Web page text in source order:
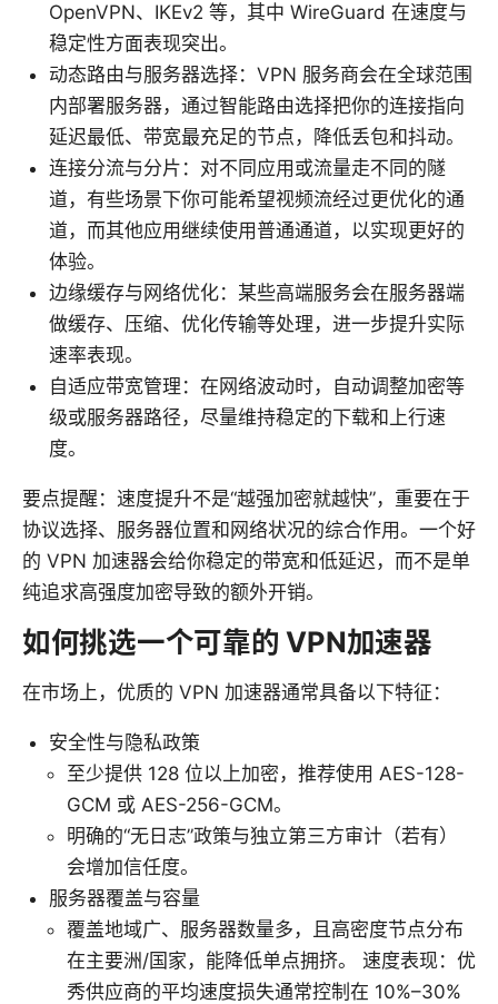
OpenVPN、IKEv2 等，其中 WireGuard 在速度与
稳定性方面表现突出。
动态路由与服务器选择：VPN 服务商会在全球范围
内部署服务器，通过智能路由选择把你的连接指向
延迟最低、带宽最充足的节点，降低丢包和抖动。
连接分流与分片：对不同应用或流量走不同的隧
道，有些场景下你可能希望视频流经过更优化的通
道，而其他应用继续使用普通通道，以实现更好的
体验。
边缘缓存与网络优化：某些高端服务会在服务器端
做缓存、压缩、优化传输等处理，进一步提升实际
速率表现。
自适应带宽管理：在网络波动时，自动调整加密等
级或服务器路径，尽量维持稳定的下载和上行速
度。
要点提醒：速度提升不是“越强加密就越快”，重要在于
协议选择、服务器位置和网络状况的综合作用。一个好
的 VPN 加速器会给你稳定的带宽和低延迟，而不是单
纯追求高强度加密导致的额外开销。
如何挑选一个可靠的 VPN加速器
在市场上，优质的 VPN 加速器通常具备以下特征：
安全性与隐私政策
至少提供 128 位以上加密，推荐使用 AES-128-
GCM 或 AES-256-GCM。
明确的“无日志”政策与独立第三方审计（若有）
会增加信任度。
服务器覆盖与容量
覆盖地域广、服务器数量多，且高密度节点分布
在主要洲/国家，能降低单点拥挤。 速度表现：优
秀供应商的平均速度损失通常控制在 10%–30%